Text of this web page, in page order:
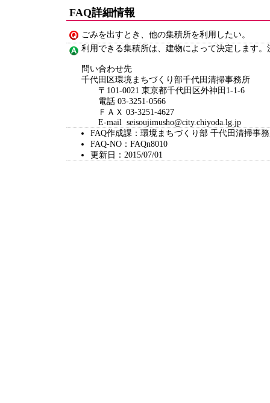
FAQ詳細情報
ごみを出すとき、他の集積所を利用したい。
利用できる集積所は、建物によって決定します
問い合わせ先
千代田区環境まちづくり部千代田清掃事務所
〒101-0021 東京都千代田区外神田1-1-6
電話 03-3251-0566
ＦＡＸ 03-3251-4627
E-mail seisoujimusho@city.chiyoda.lg.jp
FAQ作成課：環境まちづくり部 千代田清掃事
FAQ-NO：FAQn8010
更新日：2015/07/01